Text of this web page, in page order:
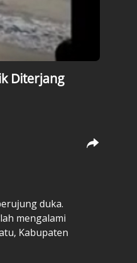
Diterjang
duka.
mengalami
Kabupaten